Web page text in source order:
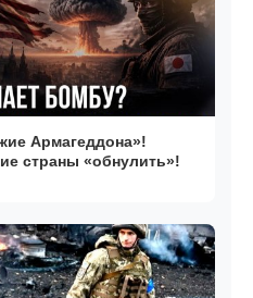
Армагеддона»!
страны «обнулить»!